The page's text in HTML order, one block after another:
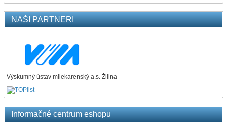
NAŠI PARTNERI
Výskumný ústav mliekarenský a.s. Žilina
Informačné centrum eshopu